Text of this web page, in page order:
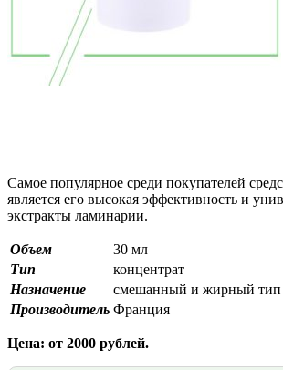
Самое популярное среди покупателей
является его высокая эффективность и
экстракты ламинарии.
Объем
30 мл
Тип
концентрат
Назначение
смешанный и жирный тип
Производитель Франция
Цена: от 2000 рублей.